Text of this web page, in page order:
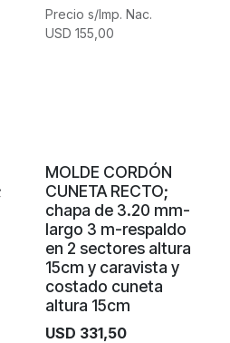
Precio s/Imp. Nac.
USD 155,00
MOLDE CORDÓN
CUNETA RECTO;
chapa de 3.20 mm-
largo 3 m-respaldo
en 2 sectores altura
15cm y caravista y
costado cuneta
altura 15cm
USD 331,50